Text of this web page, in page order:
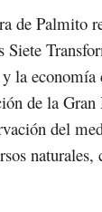
de Palmito
la economía
de la
del